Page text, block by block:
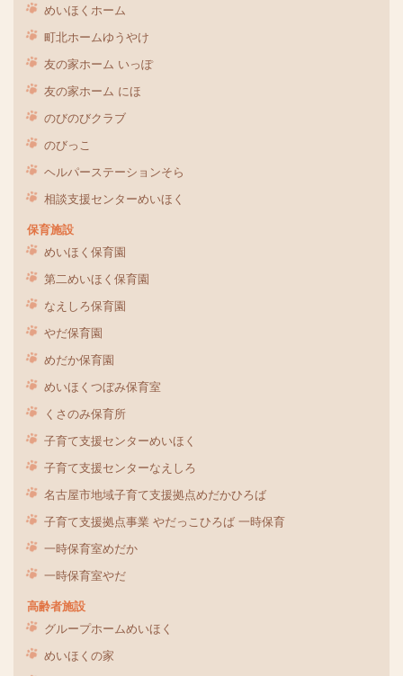
めいほくホーム
町北ホームゆうやけ
友の家ホーム いっぽ
友の家ホーム にほ
のびのびクラブ
のびっこ
ヘルパーステーションそら
相談支援センターめいほく
保育施設
めいほく保育園
第二めいほく保育園
なえしろ保育園
やだ保育園
めだか保育園
めいほくつぼみ保育室
くさのみ保育所
子育て支援センターめいほく
子育て支援センターなえしろ
名古屋市地域子育て支援拠点めだかひろば
子育て支援拠点事業 やだっこひろば 一時保育
一時保育室めだか
一時保育室やだ
高齢者施設
グループホームめいほく
めいほくの家